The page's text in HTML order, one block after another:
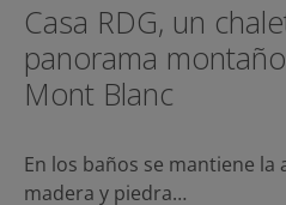
Casa RDG, un
panorama
Mont Blanc
En los baños se mantiene
madera y piedra…